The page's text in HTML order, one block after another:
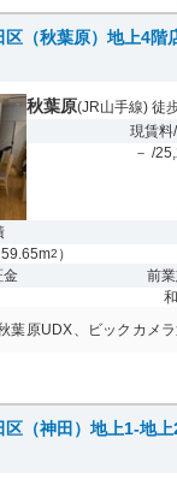
区（秋葉原）地上4階
秋葉原(JR山手線) 徒
現賃料
－ /
59.65m2 ）
金
前
葉原UDX、ビックカメラ
区（神田）地上1-地